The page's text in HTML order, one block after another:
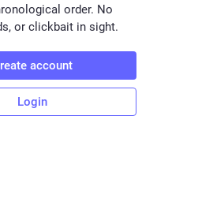
order. No
or clickbait in sight.
account
Login